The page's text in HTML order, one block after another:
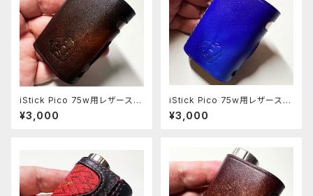
iStick Pico 75w用レザースリ
ーブ [405-pc]
¥3,000
iStick Pico 75w用レザースリ
ーブ [313-pc]
¥3,000